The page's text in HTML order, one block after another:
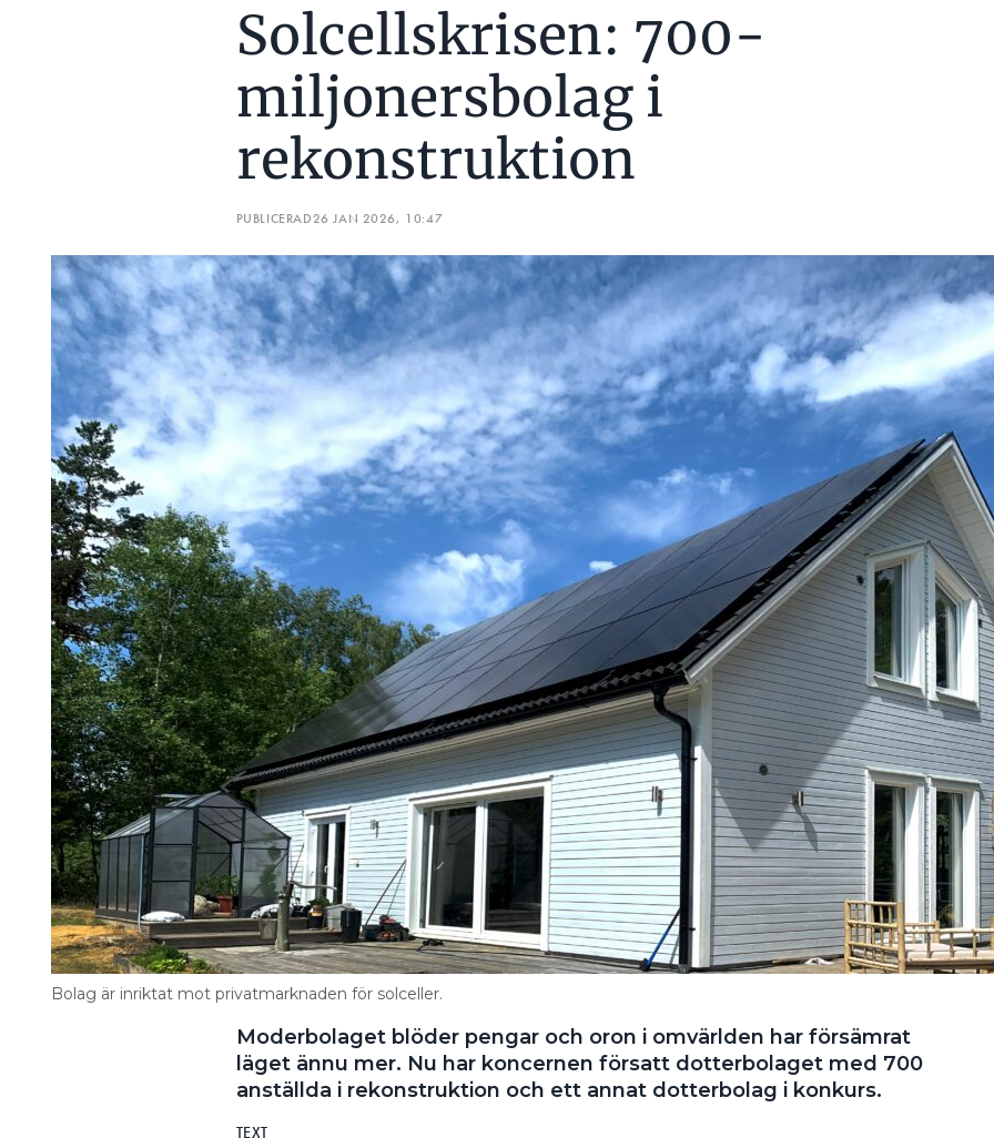
Solcellskrisen: 700-
miljonersbolag i
rekonstruktion
PUBLICERAD26 JAN 2026, 10:47
Bolag är inriktat mot privatmarknaden för solceller.
Moderbolaget blöder pengar och oron i omvärlden har försämrat
läget ännu mer. Nu har koncernen försatt dotterbolaget med 700
anställda i rekonstruktion och ett annat dotterbolag i konkurs.
TEXT